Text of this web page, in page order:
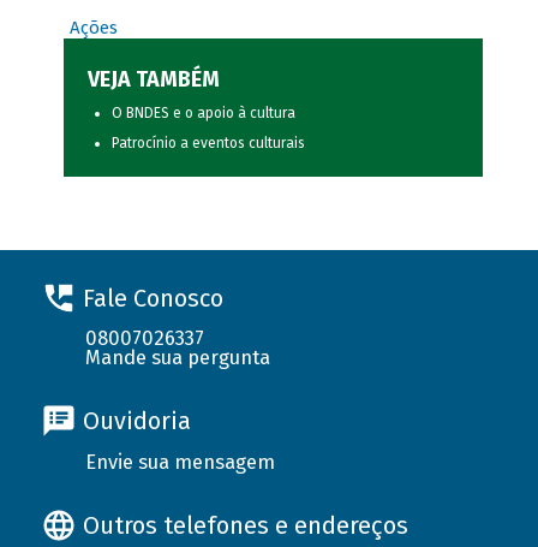
Ações
VEJA TAMBÉM
O BNDES e o apoio à cultura
Patrocínio a eventos culturais
Fale Conosco
08007026337
Mande sua pergunta
Ouvidoria
Envie sua mensagem
Outros telefones e endereços